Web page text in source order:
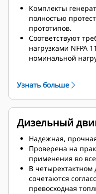
Комплекты
полностью
прототипов.
Соответствуют
нагрузками NFPA
номинальной
характеристикам.
Узнать больше
Дизельный
Надежная,
Проверена на
применения во
В четырехтактном
сочетаются
превосходная